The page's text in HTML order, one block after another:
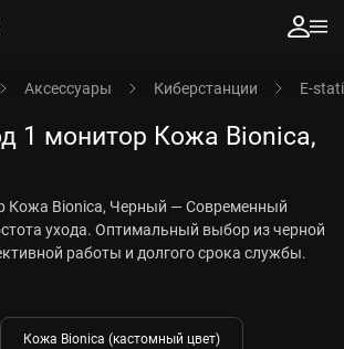
Аксессуары Киберстанции E-
1 монитор Кожа Bionica,
Кожа Bionica, Черный — Cовременный
ухода. Оптимальный выбор из черной
работы и долгого срока службы.
Кожа Bionica (кастомный цвет)